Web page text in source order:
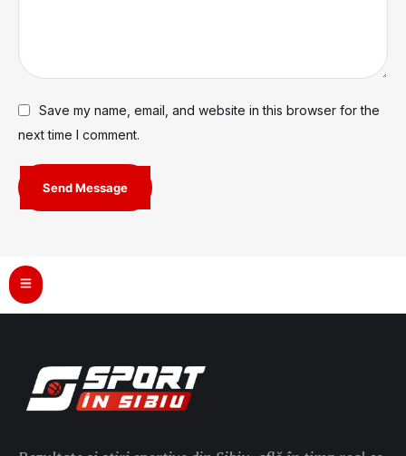
Save my name, email, and website in this browser for the
next time I comment.
Send Message